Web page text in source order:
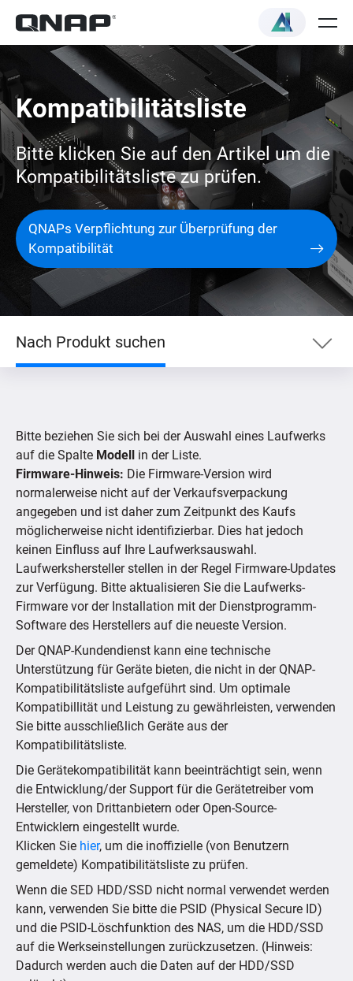
Kompatibilitätsliste
Bitte klicken Sie auf den Artikel um die
Kompatibilitätsliste zu prüfen.
QNAPs Verpflichtung zur Überprüfung der
Kompatibilität
Nach Produkt suchen
Nach Gerät suchen
Unterstützte IP-Kameras
Bitte beziehen Sie sich bei der Auswahl eines Laufwerks
auf die Spalte Modell in der Liste.
Firmware-Hinweis: Die Firmware-Version wird
normalerweise nicht auf der Verkaufsverpackung
angegeben und ist daher zum Zeitpunkt des Kaufs
möglicherweise nicht identifizierbar. Dies hat jedoch
keinen Einfluss auf Ihre Laufwerksauswahl.
Laufwerkshersteller stellen in der Regel Firmware-Updates
zur Verfügung. Bitte aktualisieren Sie die Laufwerks-
Firmware vor der Installation mit der Dienstprogramm-
Software des Herstellers auf die neueste Version.
Der QNAP-Kundendienst kann eine technische
Unterstützung für Geräte bieten, die nicht in der QNAP-
Kompatibilitätsliste aufgeführt sind. Um optimale
Kompatibillität und Leistung zu gewährleisten, verwenden
Sie bitte ausschließlich Geräte aus der
Kompatibilitätsliste.
Die Gerätekompatibilität kann beeinträchtigt sein, wenn
die Entwicklung/der Support für die Gerätetreiber vom
Hersteller, von Drittanbietern oder Open-Source-
Entwicklern eingestellt wurde.
Klicken Sie hier, um die inoffizielle (von Benutzern
gemeldete) Kompatibilitätsliste zu prüfen.
Wenn die SED HDD/SSD nicht normal verwendet werden
kann, verwenden Sie bitte die PSID (Physical Secure ID)
und die PSID-Löschfunktion des NAS, um die HDD/SSD
auf die Werkseinstellungen zurückzusetzen. (Hinweis:
Dadurch werden auch die Daten auf der HDD/SSD